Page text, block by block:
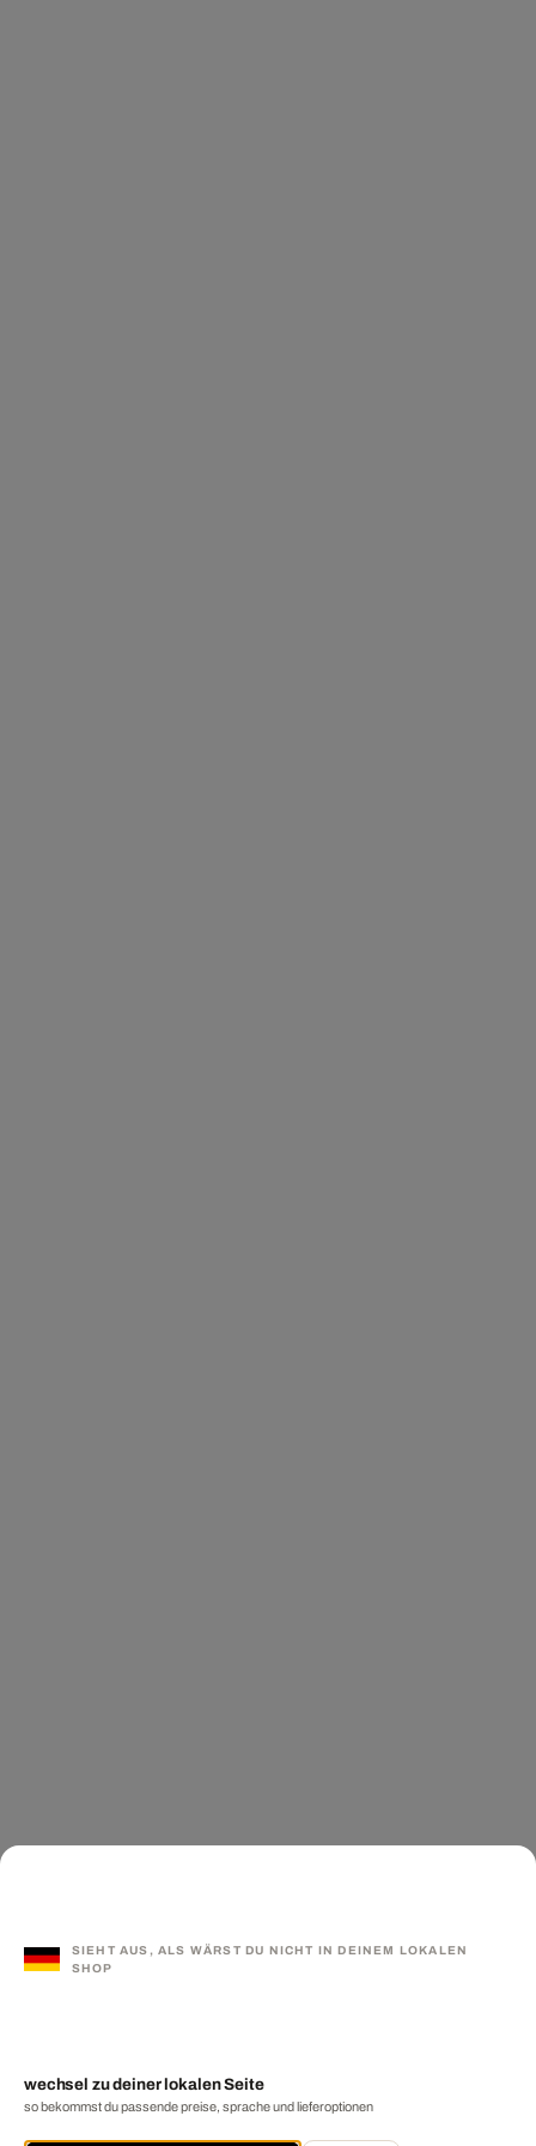
SIEHT AUS, ALS WÄRST DU NICHT IN DEINEM LOKALEN
SHOP
wechsel zu deiner lokalen Seite
so bekommst du passende preise, sprache und lieferoptionen